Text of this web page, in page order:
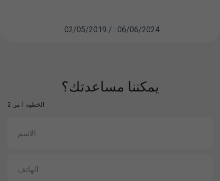
: 02/05/2019 / : 06/06/2024
يمكننا مساعدتك؟
الخطوة 1 من 2